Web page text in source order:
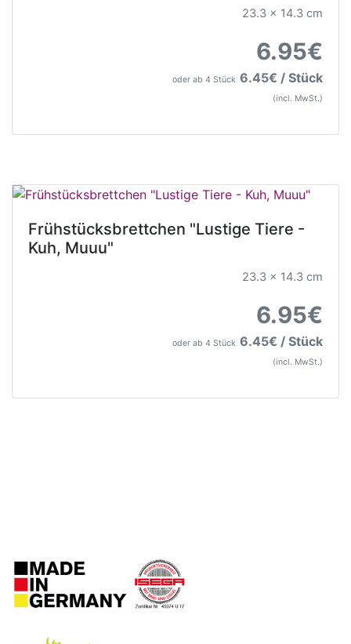
23.3 x 14.3 cm
6.95€
oder ab 4 Stück 6.45€ / Stück
(incl. MwSt.)
Frühstücksbrettchen "Lustige Tiere -
Kuh, Muuu"
23.3 x 14.3 cm
6.95€
oder ab 4 Stück 6.45€ / Stück
(incl. MwSt.)